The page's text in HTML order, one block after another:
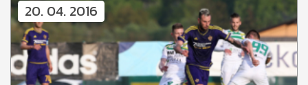
20. 04. 2016